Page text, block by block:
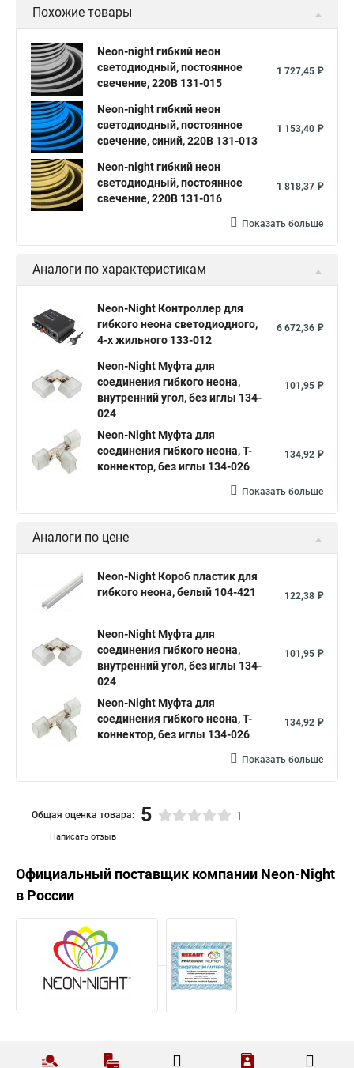
Похожие товары
Neon-night гибкий неон
светодиодный, постоянное
свечение, 220В 131-015
1 727,45 ₽
Neon-night гибкий неон
светодиодный, постоянное
свечение, синий, 220В 131-013
1 153,40 ₽
Neon-night гибкий неон
светодиодный, постоянное
свечение, 220В 131-016
1 818,37 ₽
Показать больше
Аналоги по характеристикам
Neon-Night Контроллер для
гибкого неона светодиодного,
4-х жильного 133-012
6 672,36 ₽
Neon-Night Муфта для
соединения гибкого неона,
внутренний угол, без иглы 134-
024
101,95 ₽
Neon-Night Муфта для
соединения гибкого неона, Т-
коннектор, без иглы 134-026
134,92 ₽
Показать больше
Аналоги по цене
Neon-Night Короб пластик для
гибкого неона, белый 104-421
122,38 ₽
Neon-Night Муфта для
соединения гибкого неона,
внутренний угол, без иглы 134-
024
101,95 ₽
Neon-Night Муфта для
соединения гибкого неона, Т-
коннектор, без иглы 134-026
134,92 ₽
Показать больше
Написать отзыв
Общая оценка товара: 5 1
Официальный поставщик компании Neon-Night
в России